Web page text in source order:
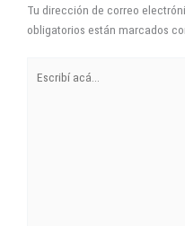
Tu dirección de correo
obligatorios están marcados
acá...